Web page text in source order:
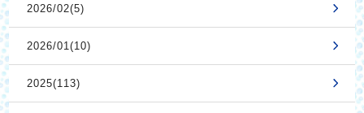
2026/02(5)
2026/01(10)
2025(113)